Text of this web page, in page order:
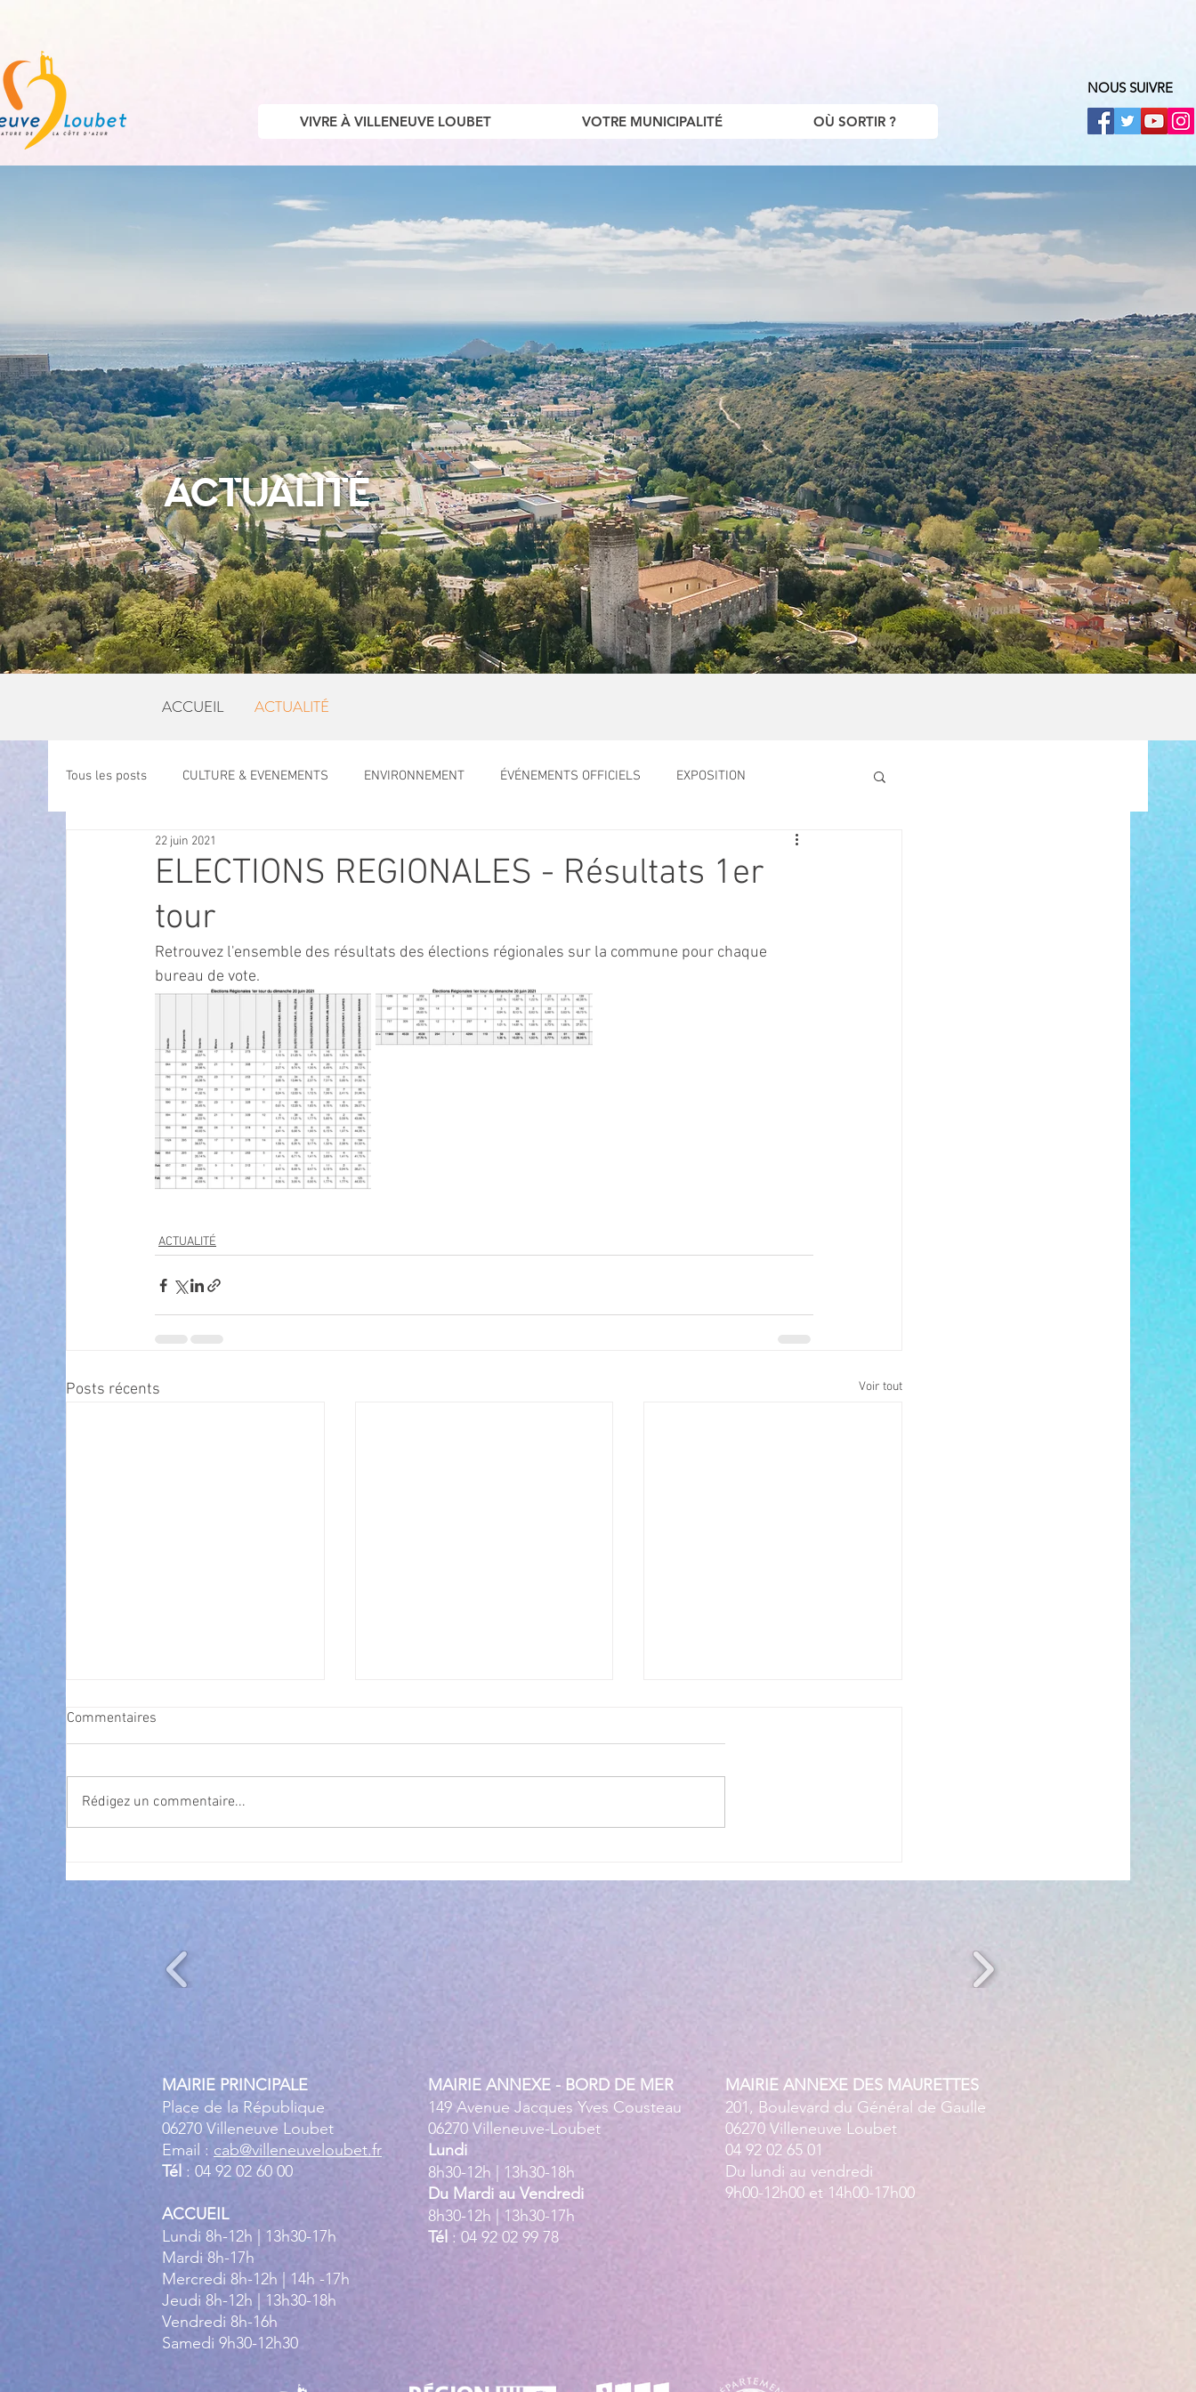
VIVRE À VILLENEUVE LOUBET VOTRE MUNICIPALITÉ OÙ SORTIR ?
NOUS SUIVRE
ACTUALITÉ
ACCUEIL ACTUALITÉ
Tous les posts CULTURE & EVENEMENTS ENVIRONNEMENT ÉVÉNEMENTS OFFICIELS EXPOSITION
OFFRES D'EMPLOI
ECO MOBILITE
Instruction Publique & Familles TRANSPORT SENIORS
FETES & MANIFESTATIONS SECURITE
POLE CULTUREL AUGUSTE ESCOFFIER
ELECTIONS REGIONALES - Résultats 1er
tour
22 juin 2021
Retrouvez l'ensemble des résultats des élections régionales sur la commune pour chaque
bureau de vote.
ACTUALITÉ
Posts récents Voir tout
Villeneuve Loubet ! ☀️🎤
Commentaires
Rédigez un commentaire...
MAIRIE PRINCIPALE
Place de la République
06270 Villeneuve Loubet
Email : cab@villeneuveloubet.fr
Tél : 04 92 02 60 00
ACCUEIL
Lundi 8h-12h | 13h30-17h
Mardi 8h-17h
Mercredi 8h-12h | 14h -17h
Jeudi 8h-12h | 13h30-18h
Vendredi 8h-16h
Samedi 9h30-12h30
MAIRIE ANNEXE - BORD DE MER
149 Avenue Jacques Yves Cousteau
06270 Villeneuve-Loubet
Lundi
8h30-12h | 13h30-18h
Du Mardi au Vendredi
8h30-12h | 13h30-17h
Tél : 04 92 02 99 78
MAIRIE ANNEXE DES MAURETTES
201, Boulevard du Général de Gaulle
06270 Villeneuve Loubet
04 92 02 65 01
Du lundi au vendredi
9h00-12h00 et 14h00-17h00